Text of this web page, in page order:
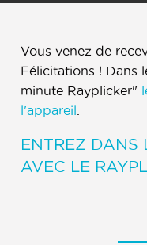
Vous venez de
Félicitations ! Dans
minute Rayplicker"
l'appareil
ENTREZ DANS
AVEC LE